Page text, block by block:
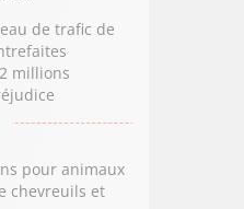
de trafic de
millions
pour animaux
chevreuils et